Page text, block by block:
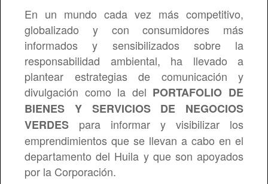
Informes de Empalme
Evaluación de desempeño
Oferta de Empleo
Oferta de encargo
Codigo De Integridad
PLANES
Comisión de Personal
Agremiaciones
Notificaciones Judiciales
Politica de Atención al Ciudadano
Resoluciones Internas
Mapa de Riesgos
Citas Sendicam
Registro de Publicaciones
En un mundo cada vez más competitivo,
globalizado y con consumidores más
informados y sensibilizados sobre la
responsabilidad ambiental, ha llevado a
plantear estrategias de comunicación y
divulgación como la del PORTAFOLIO DE
BIENES Y SERVICIOS DE NEGOCIOS
VERDES para informar y visibilizar los
emprendimientos que se llevan a cabo en el
departamento del Huila y que son apoyados
por la Corporación.